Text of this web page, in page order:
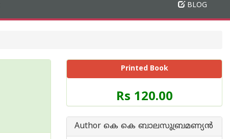
BLOG
Printed Book
Price
of
Book
Rs 120.00
Author കെ കെ ബാലസുബ്രമണ്യന്‍